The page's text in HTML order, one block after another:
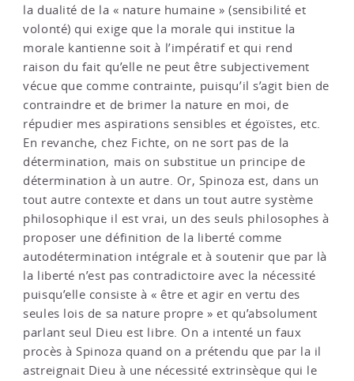
la dualité de la « nature humaine » (sensibilité et
volonté) qui exige que la morale qui institue la
morale kantienne soit à l’impératif et qui rend
raison du fait qu’elle ne peut être subjectivement
vécue que comme contrainte, puisqu’il s’agit bien de
contraindre et de brimer la nature en moi, de
répudier mes aspirations sensibles et égoïstes, etc.
En revanche, chez Fichte, on ne sort pas de la
détermination, mais on substitue un principe de
détermination à un autre. Or, Spinoza est, dans un
tout autre contexte et dans un tout autre système
philosophique il est vrai, un des seuls philosophes à
proposer une définition de la liberté comme
autodétermination intégrale et à soutenir que par là
la liberté n’est pas contradictoire avec la nécessité
puisqu’elle consiste à « être et agir en vertu des
seules lois de sa nature propre » et qu’absolument
parlant seul Dieu est libre. On a intenté un faux
procès à Spinoza quand on a prétendu que par la il
astreignait Dieu à une nécessité extrinsèque qui le